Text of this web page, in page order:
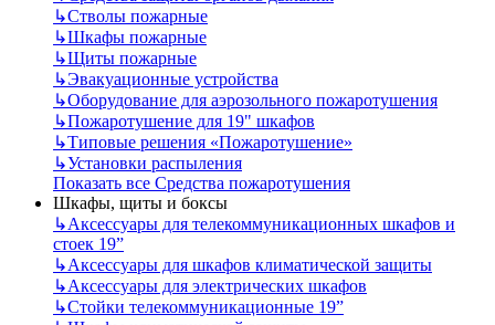
↳Стволы пожарные
↳Шкафы пожарные
↳Щиты пожарные
↳Эвакуационные устройства
↳Оборудование для аэрозольного пожаротушения
↳Пожаротушение для 19" шкафов
↳Типовые решения «Пожаротушение»
↳Установки распыления
Показать все Средства пожаротушения
Шкафы, щиты и боксы
↳Аксессуары для телекоммуникационных шкафов и
стоек 19”
↳Аксессуары для шкафов климатической защиты
↳Аксессуары для электрических шкафов
↳Стойки телекоммуникационные 19”